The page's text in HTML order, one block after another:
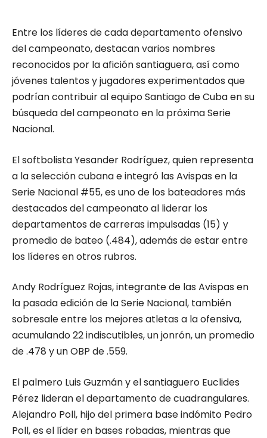
Entre los líderes de cada departamento ofensivo
del campeonato, destacan varios nombres
reconocidos por la afición santiaguera, así como
jóvenes talentos y jugadores experimentados que
podrían contribuir al equipo Santiago de Cuba en su
búsqueda del campeonato en la próxima Serie
Nacional.
El softbolista Yesander Rodríguez, quien representa
a la selección cubana e integró las Avispas en la
Serie Nacional #55, es uno de los bateadores más
destacados del campeonato al liderar los
departamentos de carreras impulsadas (15) y
promedio de bateo (.484), además de estar entre
los líderes en otros rubros.
Andy Rodríguez Rojas, integrante de las Avispas en
la pasada edición de la Serie Nacional, también
sobresale entre los mejores atletas a la ofensiva,
acumulando 22 indiscutibles, un jonrón, un promedio
de .478 y un OBP de .559.
El palmero Luis Guzmán y el santiaguero Euclides
Pérez lideran el departamento de cuadrangulares.
Alejandro Poll, hijo del primera base indómito Pedro
Poll, es el líder en bases robadas, mientras que